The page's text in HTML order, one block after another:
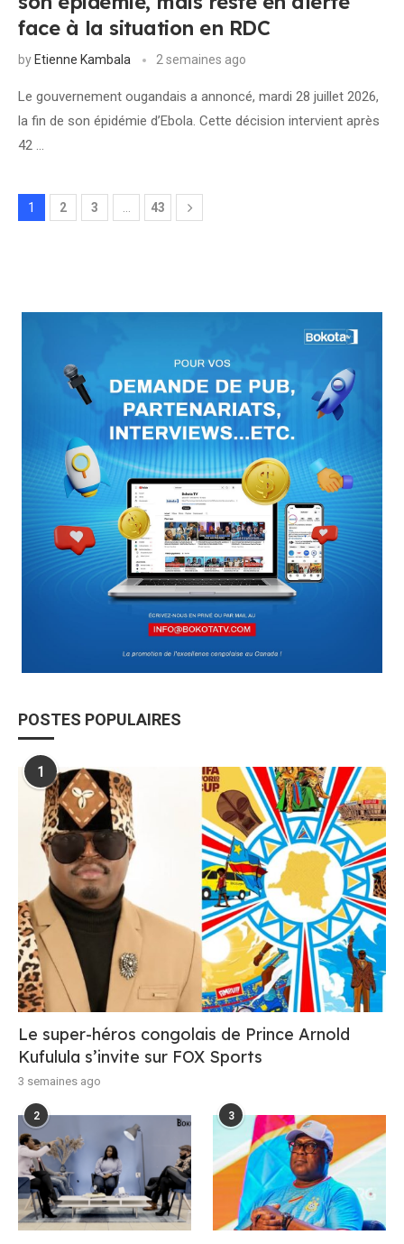
face à la situation en RDC
by Etienne Kambala 2 semaines ago
Le gouvernement ougandais a annoncé, mardi 28 juillet 2026,
la fin de son épidémie d’Ebola. Cette décision intervient après
42 …
1 2 3 43
POSTES POPULAIRES
1
Le super-héros congolais de Prince Arnold
Kufulula s’invite sur FOX Sports
3 semaines ago
2 3